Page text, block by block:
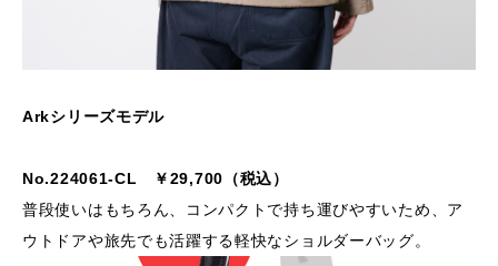
Arkシリーズモデル
No.224061-CL ￥29,700（税込）
普段使いはもちろん、コンパクトで持ち運びやすいため、ア
ウトドアや旅先でも活躍する軽快なショルダーバッグ。